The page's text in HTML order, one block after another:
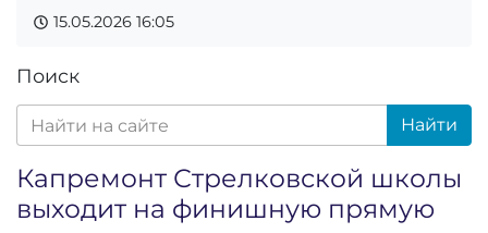
15.05.2026 16:05
Поиск
Найти
Капремонт Стрелковской школы
выходит на финишную прямую